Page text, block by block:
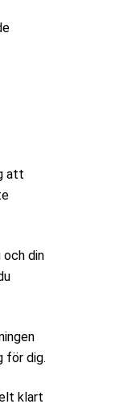
att
din
för dig.
klart